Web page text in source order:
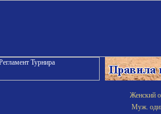
Женский
Муж.